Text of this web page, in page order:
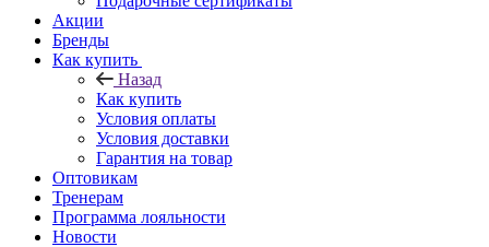
Акции
Бренды
Как купить
Назад
Как купить
Условия оплаты
Условия доставки
Гарантия на товар
Оптовикам
Тренерам
Программа лояльности
Новости